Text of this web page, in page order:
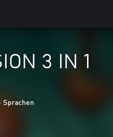
3 IN 1
Sprachen